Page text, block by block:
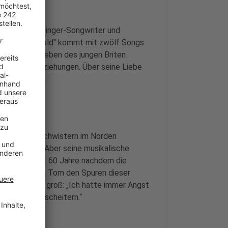
des Singer-Songwriter und
World So Cold" kommt mit zwölf Songs
aus dem Leben des jungen Briten.
Beziehungen. Über seine Liebe
werden.
zwei Geschwistern im Norden
Glamour. Aber seine musikalische
vor: 60 Jahre nachdem die
folgt auch Tom den Spuren dieser
selbst sind groß: „Ich hatte immer Angst
besorgt zu scheitern.“